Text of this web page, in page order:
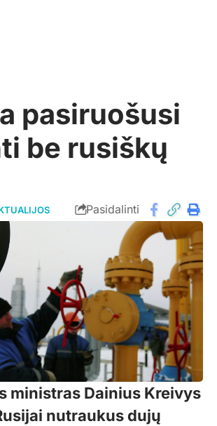
pasiruošusi
be rusiškų
Pasidalinti
ministras Dainius Kreivys
nutraukus dujų